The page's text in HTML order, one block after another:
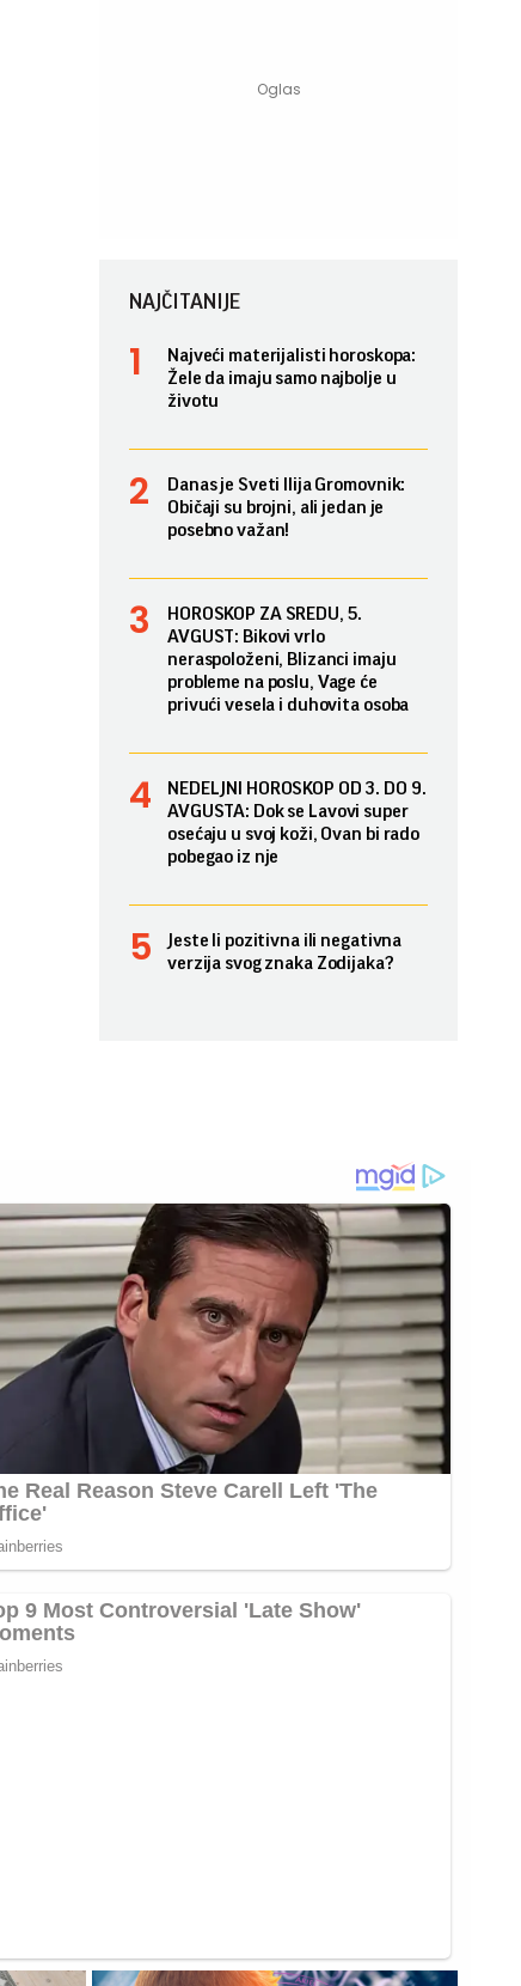
NAJČITANIJE
Najveći materijalisti horoskopa:
Žele da imaju samo najbolje u
životu
Danas je Sveti Ilija Gromovnik:
Običaji su brojni, ali jedan je
posebno važan!
HOROSKOP ZA SREDU, 5.
AVGUST: Bikovi vrlo
neraspoloženi, Blizanci imaju
probleme na poslu, Vage će
privući vesela i duhovita osoba
NEDELJNI HOROSKOP OD 3. DO 9.
AVGUSTA: Dok se Lavovi super
osećaju u svoj koži, Ovan bi rado
pobegao iz nje
Jeste li pozitivna ili negativna
verzija svog znaka Zodijaka?